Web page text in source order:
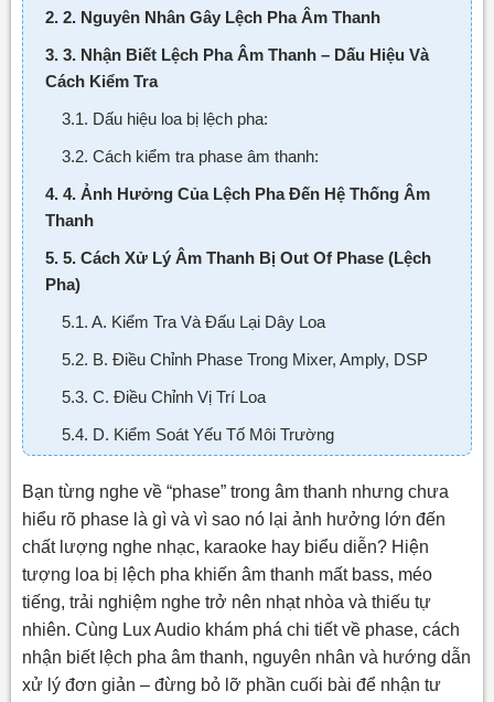
2. 2. Nguyên Nhân Gây Lệch Pha Âm Thanh
3. 3. Nhận Biết Lệch Pha Âm Thanh – Dấu Hiệu Và
Cách Kiểm Tra
3.1. Dấu hiệu loa bị lệch pha:
3.2. Cách kiểm tra phase âm thanh:
4. 4. Ảnh Hưởng Của Lệch Pha Đến Hệ Thống Âm
Thanh
5. 5. Cách Xử Lý Âm Thanh Bị Out Of Phase (Lệch
Pha)
5.1. A. Kiểm Tra Và Đấu Lại Dây Loa
5.2. B. Điều Chỉnh Phase Trong Mixer, Amply, DSP
5.3. C. Điều Chỉnh Vị Trí Loa
5.4. D. Kiểm Soát Yếu Tố Môi Trường
Phase
6. 6. Một Số Lưu Ý Khi Chỉnh Phase Trong Hệ Thống
Âm Thanh
7. Tối Ưu Phase – Nâng Tầm Trải Nghiệm Âm Thanh
Cùng Lux Audio
7.1. Bạn muốn kiểm tra, setup hoặc chỉnh phase trong
mixer, xử lý âm thanh bị out of phase chuyên nghiệp?
Bạn từng nghe về “phase” trong âm thanh nhưng chưa
hiểu rõ phase là gì và vì sao nó lại ảnh hưởng lớn đến
chất lượng nghe nhạc, karaoke hay biểu diễn? Hiện
tượng loa bị lệch pha khiến âm thanh mất bass, méo
tiếng, trải nghiệm nghe trở nên nhạt nhòa và thiếu tự
nhiên. Cùng Lux Audio khám phá chi tiết về phase, cách
nhận biết lệch pha âm thanh, nguyên nhân và hướng dẫn
xử lý đơn giản – đừng bỏ lỡ phần cuối bài để nhận tư